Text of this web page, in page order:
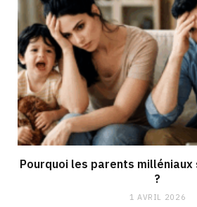
Pourquoi les parents
?
1 AVRIL 2026